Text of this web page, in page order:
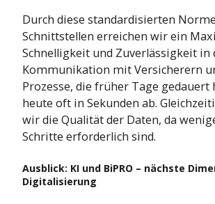
Durch diese standardisierten
Schnittstellen erreichen wir ein
Schnelligkeit und Zuverlässigkeit in
Kommunikation mit Versicherern
Prozesse, die früher Tage gedauert
heute oft in Sekunden ab.
wir die Qualität der Daten, da
Schritte erforderlich sind.
Ausblick: KI und BiPRO – nächste
Digitalisierung